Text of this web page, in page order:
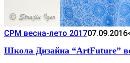
CPM весна-лето 201707.09.2016
Школа Дизайна “ArtFuture”